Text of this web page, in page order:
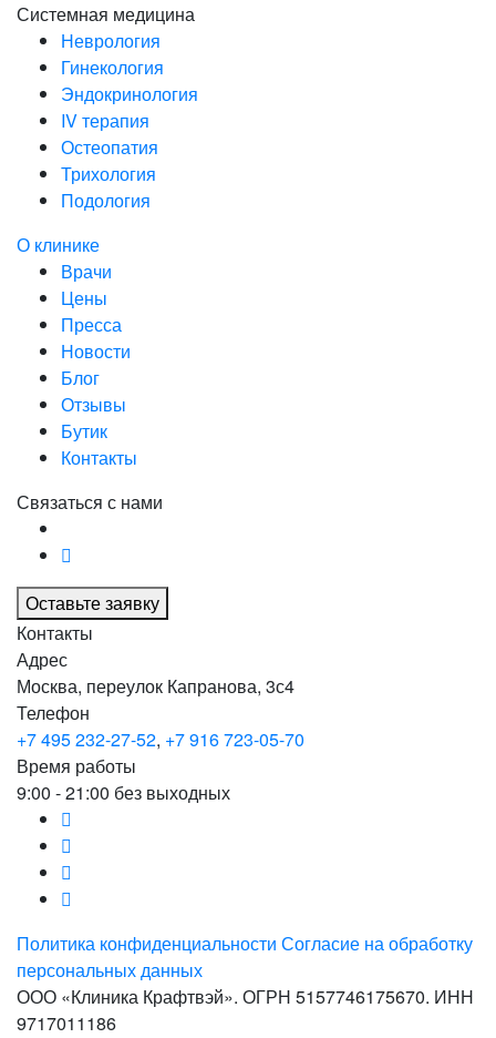
Системная медицина
Неврология
Гинекология
Эндокринология
IV терапия
Остеопатия
Трихология
Подология
О клинике
Врачи
Цены
Пресса
Новости
Блог
Отзывы
Бутик
Контакты
Связаться с нами
Оставьте заявку
Контакты
Адрес
Москва, переулок Капранова, 3с4
Телефон
+7 495 232-27-52, +7 916 723-05-70
Время работы
9:00 - 21:00 без выходных
Политика конфиденциальности Согласие на обработку
персональных данных
ООО «Клиника Крафтвэй». ОГРН 5157746175670. ИНН
9717011186